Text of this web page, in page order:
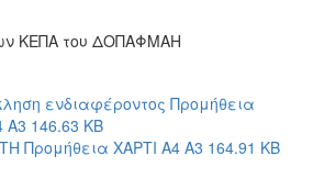
ΚΕΠΑ του ΔΟΠΑΦΜΑΗ
ενδιαφέροντος Προμήθεια
Α3 146.63 KB
Προμήθεια ΧΑΡΤΙ Α4 Α3 164.91 KB